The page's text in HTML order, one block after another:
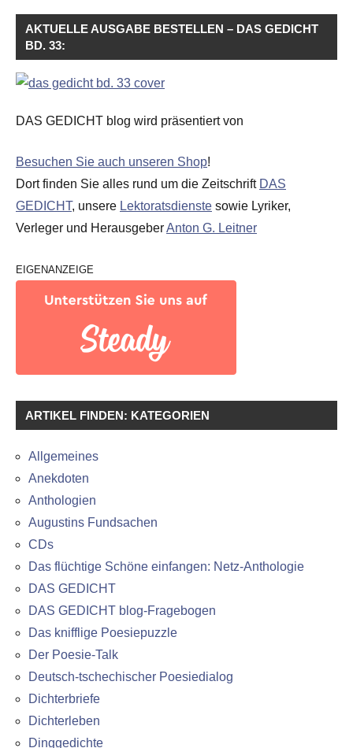
AKTUELLE AUSGABE BESTELLEN – DAS GEDICHT
BD. 33:
DAS GEDICHT blog wird präsentiert von
Besuchen Sie auch unseren Shop!
Dort finden Sie alles rund um die Zeitschrift DAS
GEDICHT, unsere Lektoratsdienste sowie Lyriker,
Verleger und HerausgeberAnton G. Leitner
EIGENANZEIGE
ARTIKEL FINDEN: KATEGORIEN
Allgemeines
Anekdoten
Anthologien
Augustins Fundsachen
CDs
Das flüchtige Schöne einfangen: Netz-Anthologie
DAS GEDICHT
DAS GEDICHT blog-Fragebogen
Das knifflige Poesiepuzzle
Der Poesie-Talk
Deutsch-tschechischer Poesiedialog
Dichterbriefe
Dichterleben
Dinggedichte